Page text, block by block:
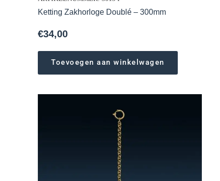
Ketting Zakhorloge Doublé – 300mm
€34,00
Toevoegen aan winkelwagen